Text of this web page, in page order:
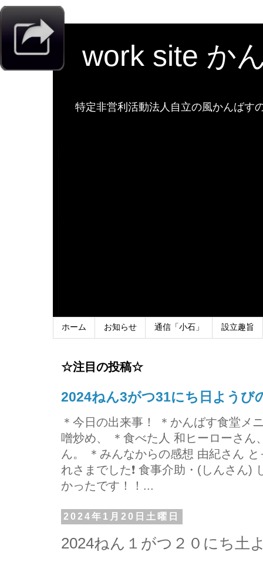
work site か
特定非営利活動法人自立の風かんばす
ホーム お知らせ 通信「小石」 設立趣旨
☆注目の投稿☆
2024ねん3がつ31にち日ようび
＊今日の出来事！ ＊かんばす食堂メ
噌炒め、 ＊食べた人 和ヒーローさん
ん。 ＊みんなからの感想 由紀さん
れさまでした❗ 食事介助・(しんさん)
かったです！！...
2024年1月20日土曜日
2024ねん１がつ２０にち土